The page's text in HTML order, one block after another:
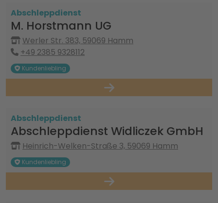
Abschleppdienst
M. Horstmann UG
Werler Str. 383, 59069 Hamm
+49 2385 9328112
Kundenliebling
Abschleppdienst
Abschleppdienst Widliczek GmbH
Heinrich-Welken-Straße 3, 59069 Hamm
Kundenliebling